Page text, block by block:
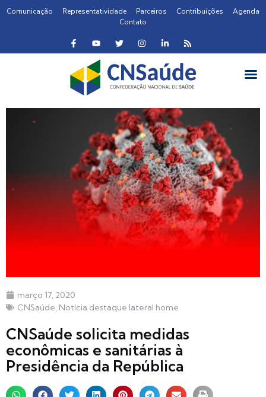
Comunicação Representatividade Parceiros Contribuições
Agenda
Contato
março 17, 2020
CNSaúde, Notícia destaque lateral home
CNSaúde solicita medidas
econômicas e sanitárias à
Presidência da República